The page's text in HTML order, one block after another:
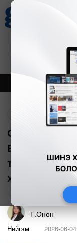
Онцлох
С.Цэнгүүн:
тушаалын
хангалтгүй
Т.Онон
Нийгэм 2026-06-04